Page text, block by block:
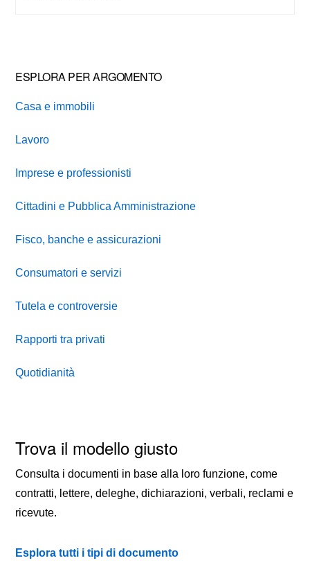
ESPLORA PER ARGOMENTO
Casa e immobili
Lavoro
Imprese e professionisti
Cittadini e Pubblica Amministrazione
Fisco, banche e assicurazioni
Consumatori e servizi
Tutela e controversie
Rapporti tra privati
Quotidianità
Trova il modello giusto
Consulta i documenti in base alla loro funzione, come
contratti, lettere, deleghe, dichiarazioni, verbali, reclami e
ricevute.
Esplora tutti i tipi di documento